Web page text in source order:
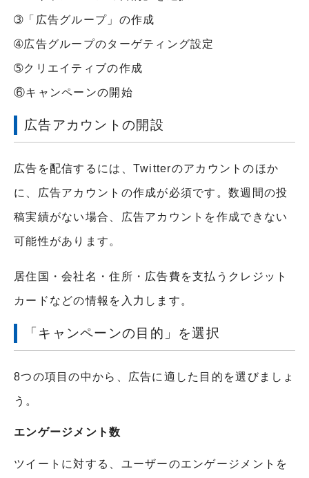
➂「広告グループ」の作成
➃広告グループのターゲティング設定
➄クリエイティブの作成
⑥キャンペーンの開始
広告アカウントの開設
広告を配信するには、Twitterのアカウントのほか
に、広告アカウントの作成が必須です。数週間の投
稿実績がない場合、広告アカウントを作成できない
可能性があります。
居住国・会社名・住所・広告費を支払うクレジット
カードなどの情報を入力します。
「キャンペーンの目的」を選択
8つの項目の中から、広告に適した目的を選びましょ
う。
エンゲージメント数
ツイートに対する、ユーザーのエンゲージメントを